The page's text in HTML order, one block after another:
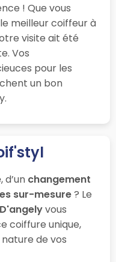
! Que vous
meilleur coiffeur à
visite ait été
Vos
pour les
un bon
, d’un changement
sur-mesure? Le
vous
coiffure unique,
de vos